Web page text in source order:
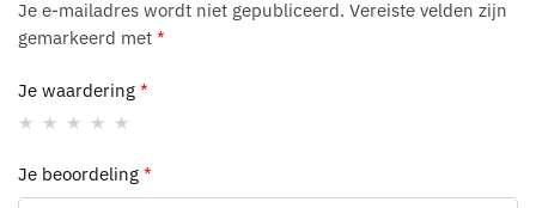
Je e-mailadres wordt niet gepubliceerd. Vereiste velden zijn
gemarkeerd met *
Je waardering *
Je beoordeling *